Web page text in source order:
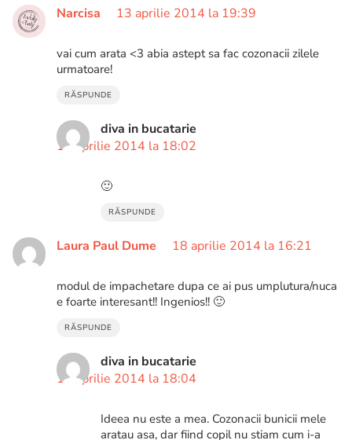
Narcisa 13 aprilie 2014 la 19:39
vai cum arata <3 abia astept sa fac cozonacii zilele
urmatoare!
RĂSPUNDE
diva in bucatarie
18 aprilie 2014 la 18:02
🙂
RĂSPUNDE
Laura Paul Dume 18 aprilie 2014 la 16:21
modul de impachetare dupa ce ai pus umplutura/nuca
e foarte interesant!! Ingenios!! 🙂
RĂSPUNDE
diva in bucatarie
18 aprilie 2014 la 18:04
Ideea nu este a mea. Cozonacii bunicii mele
aratau asa, dar fiind copil nu stiam cum i-a